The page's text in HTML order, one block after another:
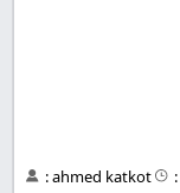
:ahmed katkot :